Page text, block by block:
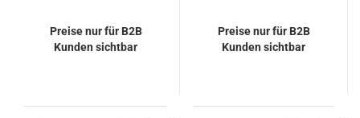
Preise nur für B2B
Kunden sichtbar
alpinweiß
Preise nur für B2B
Kunden sichtbar